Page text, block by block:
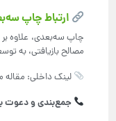
ارتباط چاپ
چاپ سه‌بعدی، علاوه بر
مصالح بازیافتی، به
لینک داخلی: مقاله
جمع‌بندی و دعوت